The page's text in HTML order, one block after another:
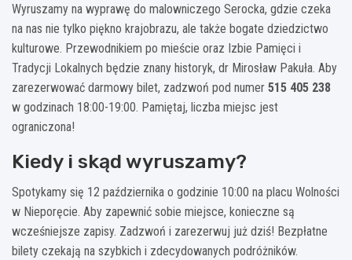
Wyruszamy na wyprawę do malowniczego Serocka, gdzie czeka
na nas nie tylko piękno krajobrazu, ale także bogate dziedzictwo
kulturowe. Przewodnikiem po mieście oraz Izbie Pamięci i
Tradycji Lokalnych będzie znany historyk, dr Mirosław Pakuła. Aby
zarezerwować darmowy bilet, zadzwoń pod numer 515 405 238
w godzinach 18:00-19:00. Pamiętaj, liczba miejsc jest
ograniczona!
Kiedy i skąd wyruszamy?
Spotykamy się 12 października o godzinie 10:00 na placu Wolności
w Nieporęcie. Aby zapewnić sobie miejsce, konieczne są
wcześniejsze zapisy. Zadzwoń i zarezerwuj już dziś! Bezpłatne
bilety czekają na szybkich i zdecydowanych podróżników.